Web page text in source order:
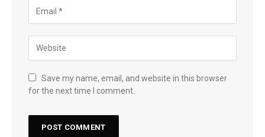
Save my name, email, and website in this browser
for the next time I comment.